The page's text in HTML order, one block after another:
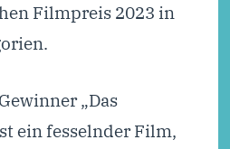
Filmpreis 2023 in
„Das
ein fesselnder Film,